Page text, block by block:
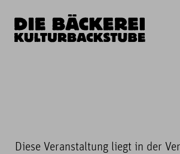
Diese Veranstaltung liegt in der